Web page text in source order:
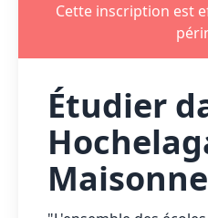
Cette inscription est
Étudier